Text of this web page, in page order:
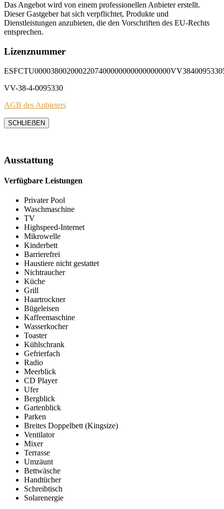
Das Angebot wird von einem professionellen Anbieter erstellt.
Dieser Gastgeber hat sich verpflichtet, Produkte und
Dienstleistungen anzubieten, die den Vorschriften des EU-Rechts
entsprechen.
Lizenznummer
VV-38-4-0095330
AGB des Anbieters
SCHLIEẞEN
Ausstattung
Verfügbare Leistungen
Privater Pool
Waschmaschine
TV
Highspeed-Internet
Mikrowelle
Kinderbett
Barrierefrei
Haustiere nicht gestattet
Nichtraucher
Küche
Grill
Haartrockner
Bügeleisen
Kaffeemaschine
Wasserkocher
Toaster
Kühlschrank
Gefrierfach
Radio
Meerblick
CD Player
Ufer
Bergblick
Gartenblick
Parken
Breites Doppelbett (Kingsize)
Ventilator
Mixer
Terrasse
Umzäunt
Bettwäsche
Handtücher
Schreibtisch
Solarenergie